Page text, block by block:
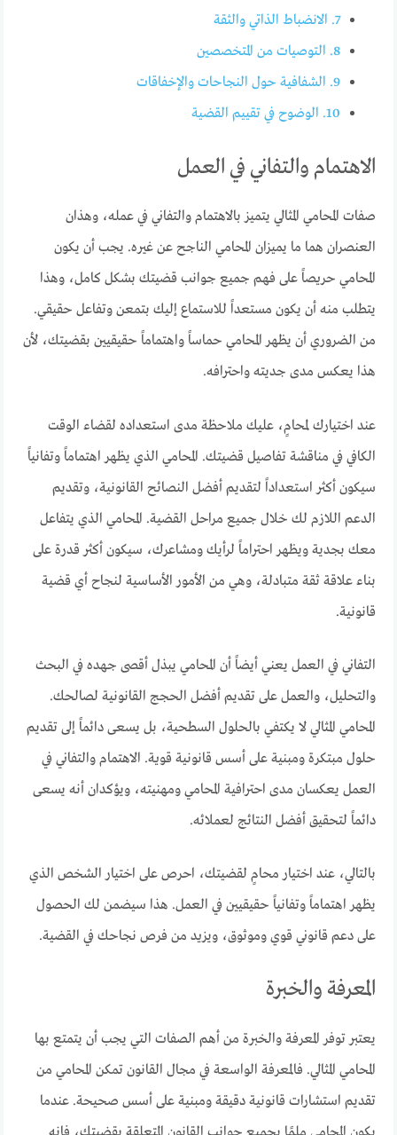
7. الانضباط الذاتي والثقة
8. التوصيات من المتخصصين
9. الشفافية حول النجاحات والإخفاقات
10. الوضوح في تقييم القضية
الاهتمام والتفاني في العمل
صفات المحامي المثالي يتميز بالاهتمام والتفاني في عمله، وهذان
العنصران هما ما يميزان المحامي الناجح عن غيره. يجب أن يكون
المحامي حريصاً على فهم جميع جوانب قضيتك بشكل كامل، وهذا
يتطلب منه أن يكون مستعداً للاستماع إليك بتمعن وتفاعل حقيقي.
من الضروري أن يظهر المحامي حماساً واهتماماً حقيقيين بقضيتك، لأن
هذا يعكس مدى جديته واحترافه.
عند اختيارك لمحامٍ، عليك ملاحظة مدى استعداده لقضاء الوقت
الكافي في مناقشة تفاصيل قضيتك. المحامي الذي يظهر اهتماماً وتفانياً
سيكون أكثر استعداداً لتقديم أفضل النصائح القانونية، وتقديم
الدعم اللازم لك خلال جميع مراحل القضية. المحامي الذي يتفاعل
معك بجدية ويظهر احتراماً لرأيك ومشاعرك، سيكون أكثر قدرة على
بناء علاقة ثقة متبادلة، وهي من الأمور الأساسية لنجاح أي قضية
قانونية.
التفاني في العمل يعني أيضاً أن المحامي يبذل أقصى جهده في البحث
والتحليل، والعمل على تقديم أفضل الحجج القانونية لصالحك.
المحامي المثالي لا يكتفي بالحلول السطحية، بل يسعى دائماً إلى تقديم
حلول مبتكرة ومبنية على أسس قانونية قوية. الاهتمام والتفاني في
العمل يعكسان مدى احترافية المحامي ومهنيته، ويؤكدان أنه يسعى
دائماً لتحقيق أفضل النتائج لعملائه.
بالتالي، عند اختيار محامٍ لقضيتك، احرص على اختيار الشخص الذي
يظهر اهتماماً وتفانياً حقيقيين في العمل. هذا سيضمن لك الحصول
على دعم قانوني قوي وموثوق، ويزيد من فرص نجاحك في القضية.
المعرفة والخبرة
يعتبر توفر المعرفة والخبرة من أهم الصفات التي يجب أن يتمتع بها
المحامي المثالي. فالمعرفة الواسعة في مجال القانون تمكن المحامي من
تقديم استشارات قانونية دقيقة ومبنية على أسس صحيحة. عندما